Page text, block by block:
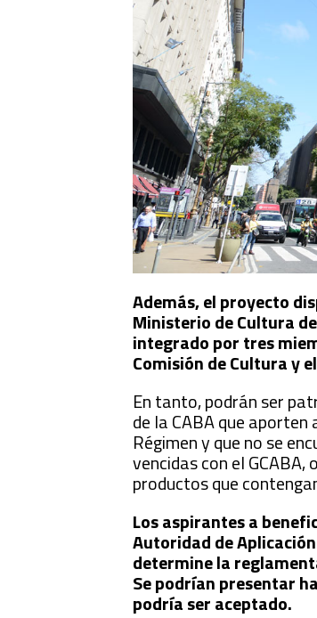
Además, el proyecto
Ministerio de Cultura
integrado por tres
Comisión de Cultura y
En tanto, podrán ser
de la CABA que
Régimen y que no se
vencidas con el
productos que
Los aspirantes a
Autoridad de
determine la
Se podrían presentar
podría ser aceptado.